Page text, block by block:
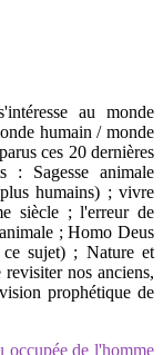
au monde
humain / monde
ces 20 dernières
: Sagesse animale
humains) ; vivre
siècle ; l'erreur de
; Homo Deus
sujet) ; Nature et
nos anciens,
prophétique de
occupée de l'homme